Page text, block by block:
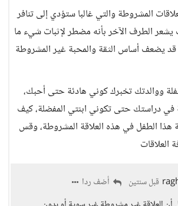
المشروطة والتي غالبا ستؤدي إلى تنافر
الطرف الآخر بأنه مضطر لإثبات شيء ما
قد يضعف أساس الثقة والمحبة غير المشروطة
ووالدتك تخبرك كوني هادئة حتى أحبك،
دراستك حتى تكوني ابنتي المفضلة، كيف
الطفل في هذه العلاقة المشروطة، وقس
العلاقات
قبل سنتين
أضف ردا